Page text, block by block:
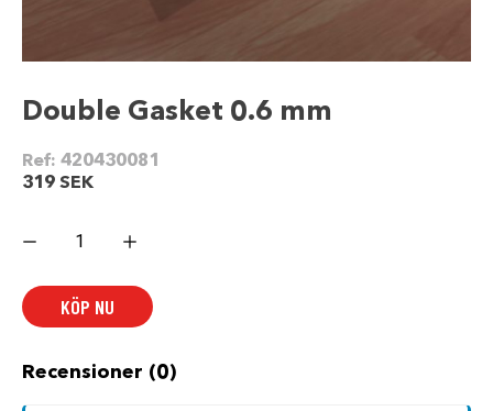
Double Gasket 0.6 mm
Ref: 420430081
319 SEK
Gasket
mängd
KÖP NU
Recensioner (0)